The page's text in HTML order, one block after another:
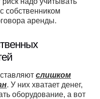
собственником
аренды.
слишком
. У них хватает денег,
оборудование, а вот